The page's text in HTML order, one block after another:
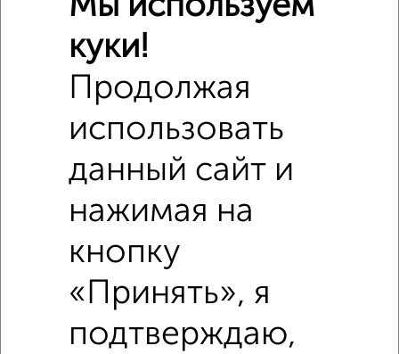
Похожие предложения рядом
2‑комнатные квартиры недалеко от Свободы 8
Мы используем
куки!
Продолжая
использовать
данный сайт и
нажимая на
кнопку
«Принять», я
подтверждаю,